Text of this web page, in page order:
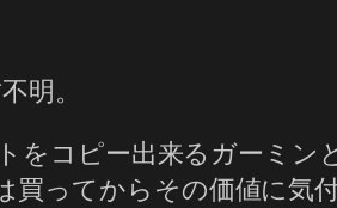
明。
コピー出来るガーミン
ってからその価値に気